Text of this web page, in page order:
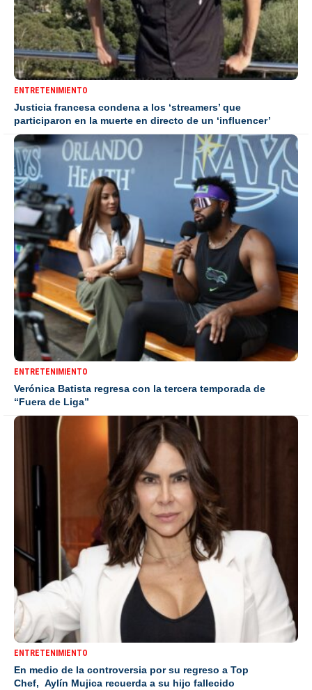
ENTRETENIMIENTO
Justicia francesa condena a los ‘streamers’ que
participaron en la muerte en directo de un ‘influencer’
ENTRETENIMIENTO
Verónica Batista regresa con la tercera temporada de
“Fuera de Liga”
ENTRETENIMIENTO
En medio de la controversia por su regreso a Top
Chef, Aylín Mujica recuerda a su hijo fallecido